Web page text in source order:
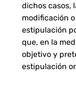
dichos casos,
modificación
estipulación
que, en la
objetivo y
estipulación